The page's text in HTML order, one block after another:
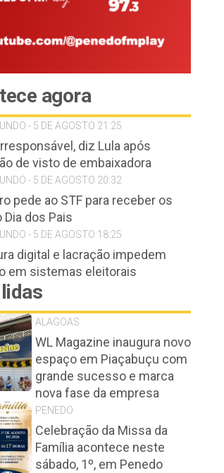
agora
- 5 DE AGOSTO 21:25
diz Lula após
de visto de embaixadora
- 5 DE AGOSTO 20:32
pede ao STF para receber os
dos Pais
- 5 DE AGOSTO 18:25
digital e lacração impedem
em sistemas eleitorais
ALAGOAS
WL Magazine inaugura novo
espaço em Piaçabuçu com
grande sucesso e marca
nova fase da empresa
PENEDO
Celebração da Missa da
Família acontece neste
sábado, 1º, em Penedo